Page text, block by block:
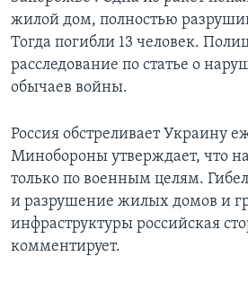
жилой дом, полностью
Тогда погибли 13 человек.
расследование по статье о
обычаев войны.
Россия обстреливает Украину
Минобороны утверждает, что
только по военным целям.
и разрушение жилых домов и
инфраструктуры российская
комментирует.